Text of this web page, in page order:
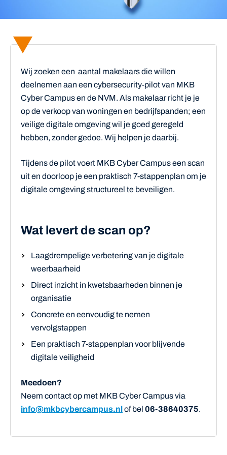
Wij zoeken een aantal makelaars die willen
deelnemen aan een cybersecurity-pilot van MKB
Cyber Campus en de NVM. Als makelaar richt je je
op de verkoop van woningen en bedrijfspanden; een
veilige digitale omgeving wil je goed geregeld
hebben, zonder gedoe. Wij helpen je daarbij.
Tijdens de pilot voert MKB Cyber Campus een scan
uit en doorloop je een praktisch 7-stappenplan om je
digitale omgeving structureel te beveiligen.
Wat levert de scan op?
Laagdrempelige verbetering van je digitale
weerbaarheid
Direct inzicht in kwetsbaarheden binnen je
organisatie
Concrete en eenvoudig te nemen
vervolgstappen
Een praktisch 7-stappenplan voor blijvende
digitale veiligheid
Meedoen?
Neem contact op met MKB Cyber Campus via
info@mkbcybercampus.nlof bel 06-38640375.